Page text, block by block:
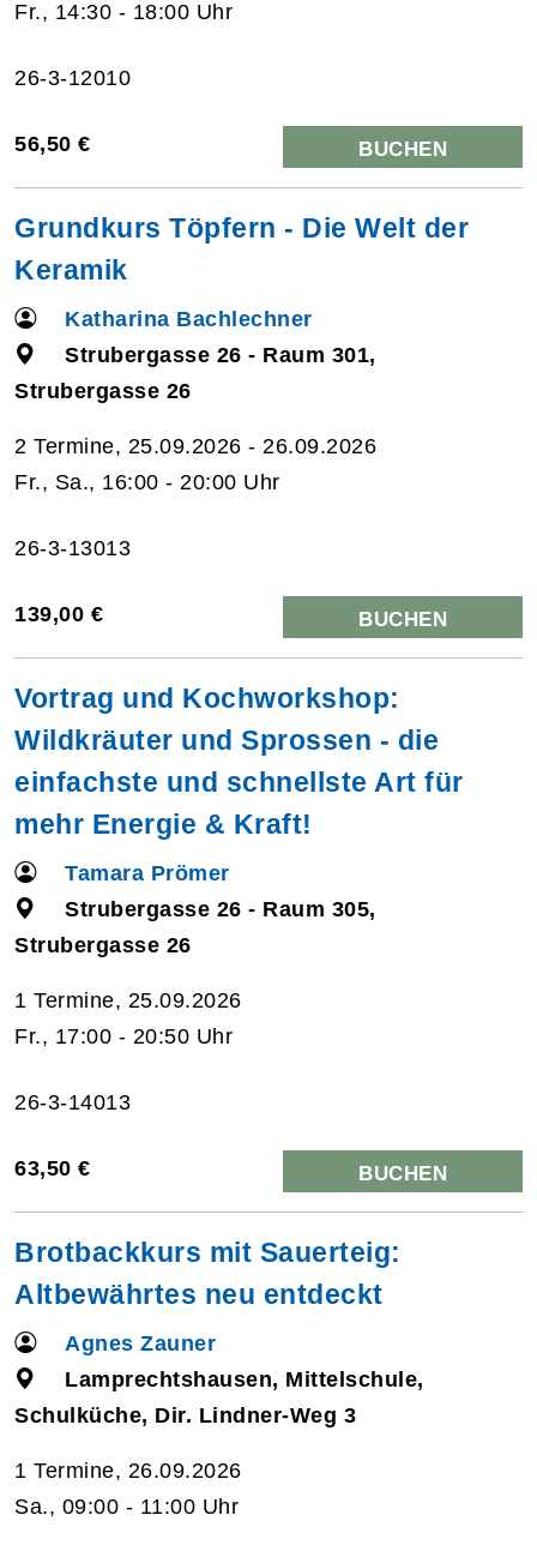
Fr., 14:30 - 18:00 Uhr
26-3-12010
56,50 € BUCHEN
Grundkurs Töpfern - Die Welt der
Keramik
Katharina Bachlechner
Strubergasse 26 - Raum 301,
Strubergasse 26
2 Termine, 25.09.2026 - 26.09.2026
Fr., Sa., 16:00 - 20:00 Uhr
26-3-13013
139,00 € BUCHEN
Vortrag und Kochworkshop:
Wildkräuter und Sprossen - die
einfachste und schnellste Art für
mehr Energie & Kraft!
Tamara Prömer
Strubergasse 26 - Raum 305,
Strubergasse 26
1 Termine, 25.09.2026
Fr., 17:00 - 20:50 Uhr
26-3-14013
63,50 € BUCHEN
Brotbackkurs mit Sauerteig:
Altbewährtes neu entdeckt
Agnes Zauner
Lamprechtshausen, Mittelschule,
Schulküche, Dir. Lindner-Weg 3
1 Termine, 26.09.2026
Sa., 09:00 - 11:00 Uhr